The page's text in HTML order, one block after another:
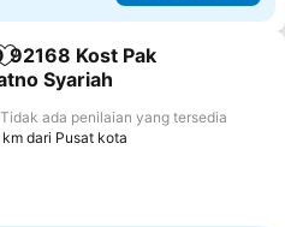
Tambahkan ke favorit
92168 Kost Pak
Syariah
Tidak ada penilaian yang tersedia
km dari Pusat kota